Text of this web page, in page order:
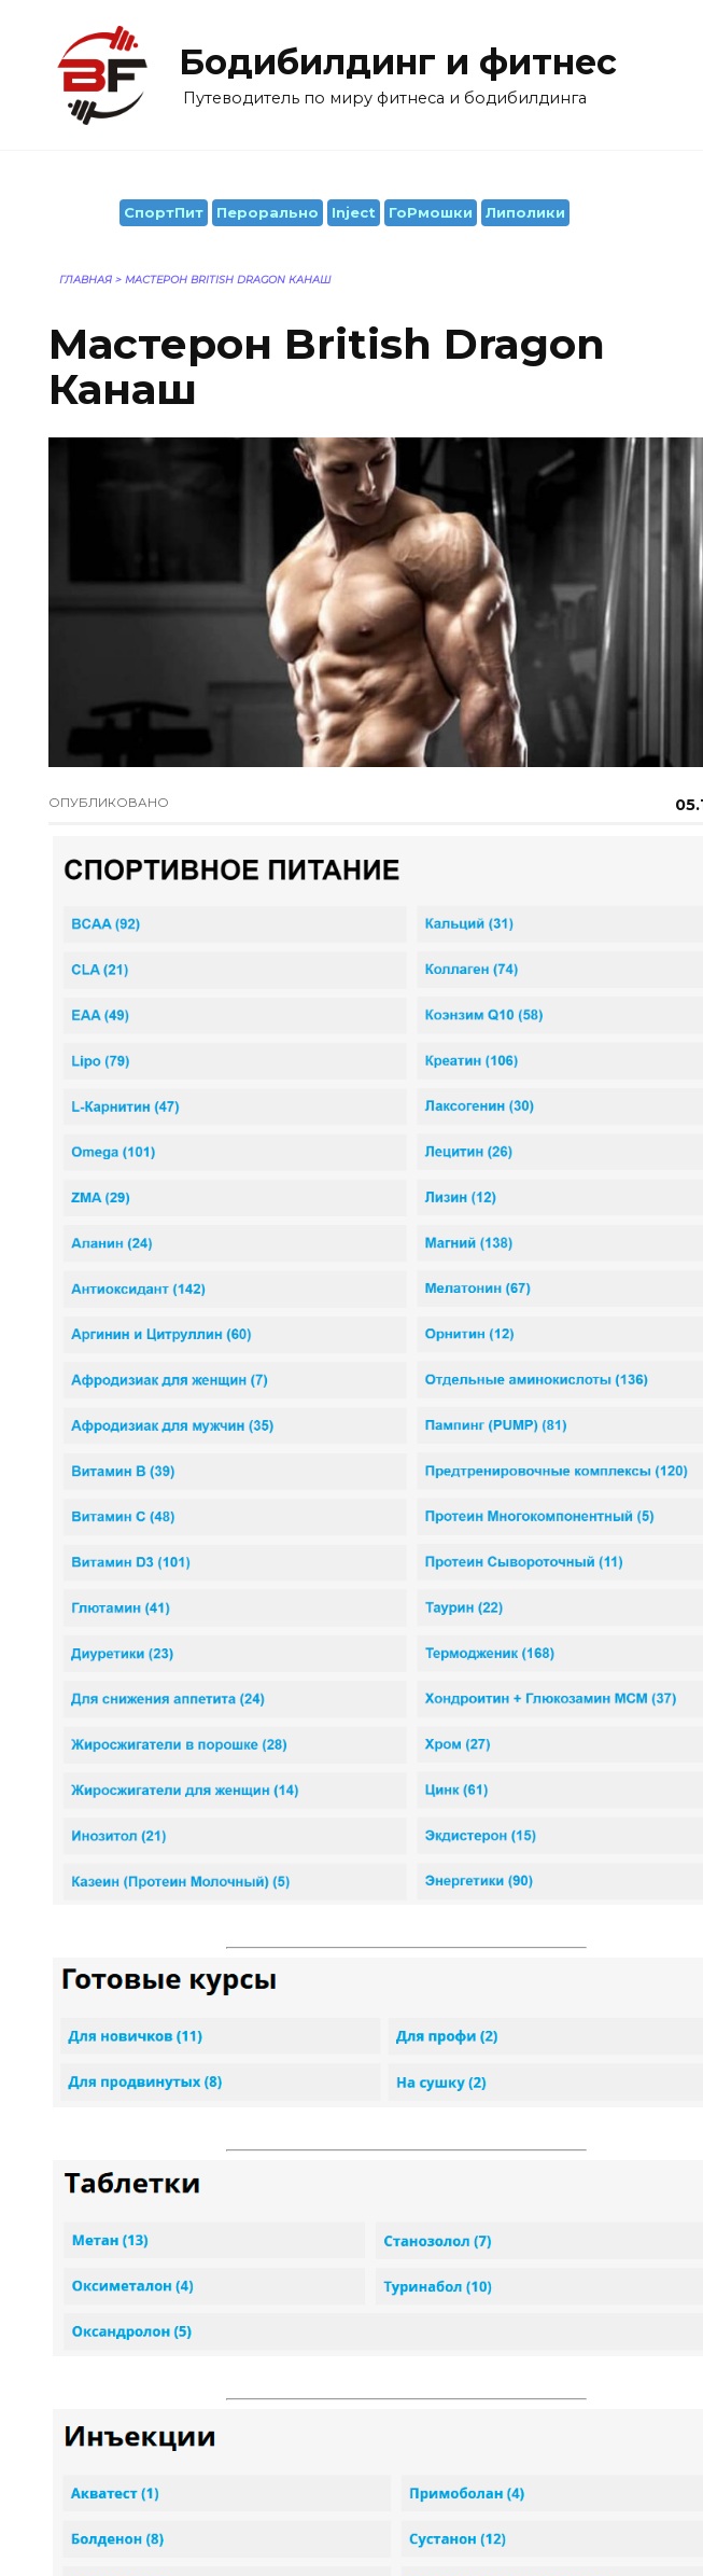
содержанию
Бодибилдинг и фитнес
Путеводитель по миру фитнеса и бодибилдинга
СпортПит Перорально Inject ГоРмошки Липолики
ГЛАВНАЯ > МАСТЕРОН BRITISH DRAGON КАНАШ
Мастерон British Dragon
Канаш
ОПУБЛИКОВАНО